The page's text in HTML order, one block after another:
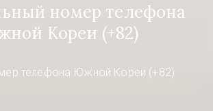
номер телефона
Кореи (+82)
телефона Южной Кореи (+82)